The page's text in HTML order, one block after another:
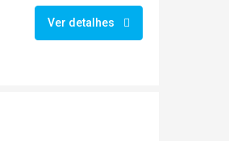
Ver detalhes